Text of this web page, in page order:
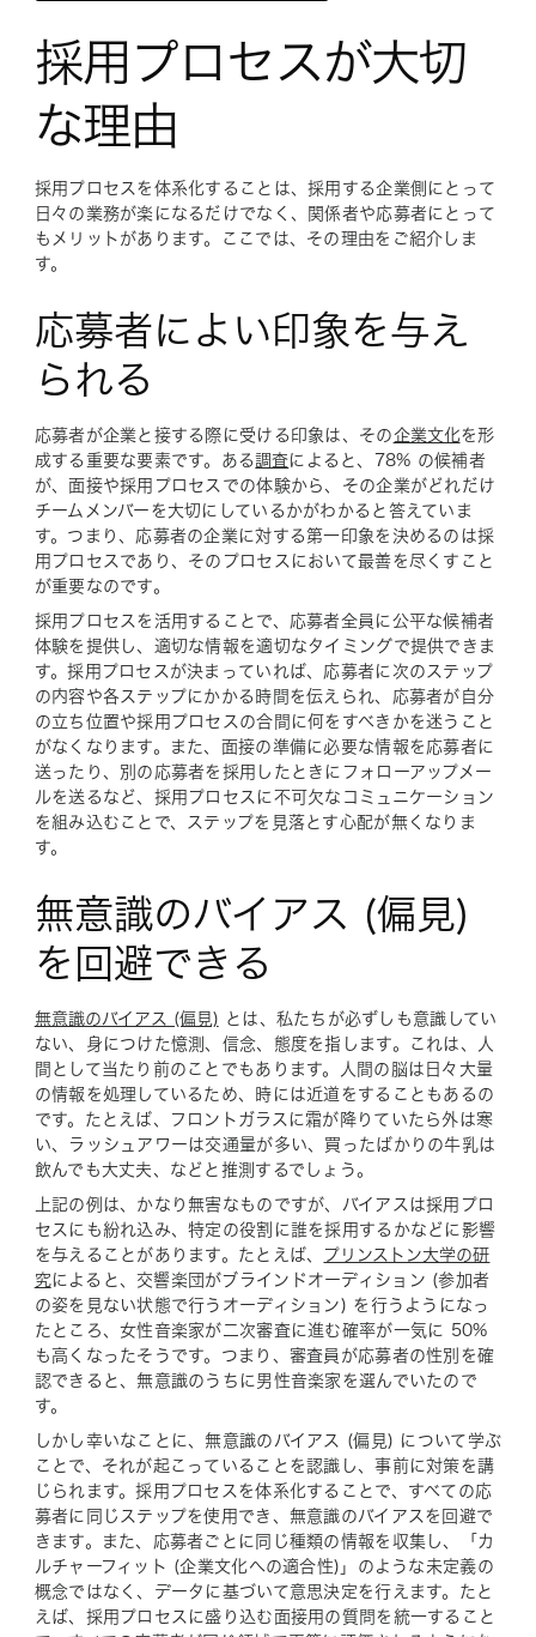
採用プロセスが大切
な理由
採用プロセスを体系化することは、採用する企業側にとって
日々の業務が楽になるだけでなく、関係者や応募者にとって
もメリットがあります。ここでは、その理由をご紹介しま
す。
応募者によい印象を与え
られる
応募者が企業と接する際に受ける印象は、その企業文化を形
成する重要な要素です。ある調査によると、78% の候補者
が、面接や採用プロセスでの体験から、その企業がどれだけ
チームメンバーを大切にしているかがわかると答えていま
す。つまり、応募者の企業に対する第一印象を決めるのは採
用プロセスであり、そのプロセスにおいて最善を尽くすこと
が重要なのです。
採用プロセスを活用することで、応募者全員に公平な候補者
体験を提供し、適切な情報を適切なタイミングで提供できま
す。採用プロセスが決まっていれば、応募者に次のステップ
の内容や各ステップにかかる時間を伝えられ、応募者が自分
の立ち位置や採用プロセスの合間に何をすべきかを迷うこと
がなくなります。また、面接の準備に必要な情報を応募者に
送ったり、別の応募者を採用したときにフォローアップメー
ルを送るなど、採用プロセスに不可欠なコミュニケーション
を組み込むことで、ステップを見落とす心配が無くなりま
す。
無意識のバイアス (偏見)
を回避できる
無意識のバイアス (偏見) とは、私たちが必ずしも意識してい
ない、身につけた憶測、信念、態度を指します。これは、人
間として当たり前のことでもあります。人間の脳は日々大量
の情報を処理しているため、時には近道をすることもあるの
です。たとえば、フロントガラスに霜が降りていたら外は寒
い、ラッシュアワーは交通量が多い、買ったばかりの牛乳は
飲んでも大丈夫、などと推測するでしょう。
上記の例は、かなり無害なものですが、バイアスは採用プロ
セスにも紛れ込み、特定の役割に誰を採用するかなどに影響
を与えることがあります。たとえば、
プリンストン大学の研
究によると、交響楽団がブラインドオーディション (参加者
の姿を見ない状態で行うオーディション) を行うようになっ
たところ、女性音楽家が二次審査に進む確率が一気に 50%
も高くなったそうです。つまり、審査員が応募者の性別を確
認できると、無意識のうちに男性音楽家を選んでいたので
す。
しかし幸いなことに、無意識のバイアス (偏見) について学ぶ
ことで、それが起こっていることを認識し、事前に対策を講
じられます。採用プロセスを体系化することで、すべての応
募者に同じステップを使用でき、無意識のバイアスを回避で
きます。また、応募者ごとに同じ種類の情報を収集し、「カ
ルチャーフィット (企業文化への適合性)」のような未定義の
概念ではなく、データに基づいて意思決定を行えます。たと
えば、採用プロセスに盛り込む面接用の質問を統一すること